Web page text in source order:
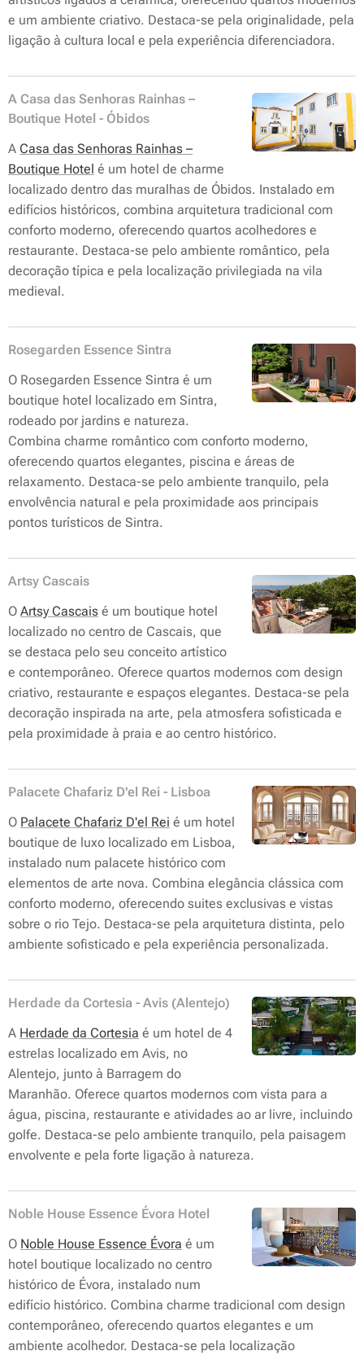
e um ambiente criativo. Destaca-se pela originalidade, pela
ligação à cultura local e pela experiência diferenciadora.
A Casa das Senhoras Rainhas –
Boutique Hotel - Óbidos
A Casa das Senhoras Rainhas –
Boutique Hotel é um hotel de charme
localizado dentro das muralhas de Óbidos. Instalado em
edifícios históricos, combina arquitetura tradicional com
conforto moderno, oferecendo quartos acolhedores e
restaurante. Destaca-se pelo ambiente romântico, pela
decoração típica e pela localização privilegiada na vila
medieval.
Rosegarden Essence Sintra
O Rosegarden Essence Sintra é um
boutique hotel localizado em Sintra,
rodeado por jardins e natureza.
Combina charme romântico com conforto moderno,
oferecendo quartos elegantes, piscina e áreas de
relaxamento. Destaca-se pelo ambiente tranquilo, pela
envolvência natural e pela proximidade aos principais
pontos turísticos de Sintra.
Artsy Cascais
O Artsy Cascais é um boutique hotel
localizado no centro de Cascais, que
se destaca pelo seu conceito artístico
e contemporâneo. Oferece quartos modernos com design
criativo, restaurante e espaços elegantes. Destaca-se pela
decoração inspirada na arte, pela atmosfera sofisticada e
pela proximidade à praia e ao centro histórico.
Palacete Chafariz D'el Rei - Lisboa
O Palacete Chafariz D'el Rei é um hotel
boutique de luxo localizado em Lisboa,
instalado num palacete histórico com
elementos de arte nova. Combina elegância clássica com
conforto moderno, oferecendo suites exclusivas e vistas
sobre o rio Tejo. Destaca-se pela arquitetura distinta, pelo
ambiente sofisticado e pela experiência personalizada.
Herdade da Cortesia - Avis (Alentejo)
A Herdade da Cortesia é um hotel de 4
estrelas localizado em Avis, no
Alentejo, junto à Barragem do
Maranhão. Oferece quartos modernos com vista para a
água, piscina, restaurante e atividades ao ar livre, incluindo
golfe. Destaca-se pelo ambiente tranquilo, pela paisagem
envolvente e pela forte ligação à natureza.
Noble House Essence Évora Hotel
O Noble House Essence Évora é um
hotel boutique localizado no centro
histórico de Évora, instalado num
edifício histórico. Combina charme tradicional com design
contemporâneo, oferecendo quartos elegantes e um
ambiente acolhedor. Destaca-se pela localização